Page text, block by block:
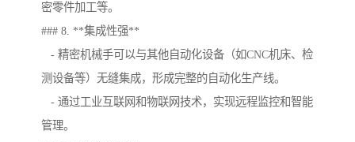
密零件加工等。
### 8. **集成性强**
- 精密机械手可以与其他自动化设备（如CNC机床、检
测设备等）无缝集成，形成完整的自动化生产线。
- 通过工业互联网和物联网技术，实现远程监控和智能
管理。